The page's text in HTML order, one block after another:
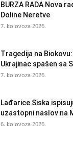
BURZA RADA Nova
Doline Neretve
7. kolovoza 2026.
Tragedija na
Ukrajinac spašen sa
7. kolovoza 2026.
Lađarice Siska
uzastopni naslov na
6. kolovoza 2026.